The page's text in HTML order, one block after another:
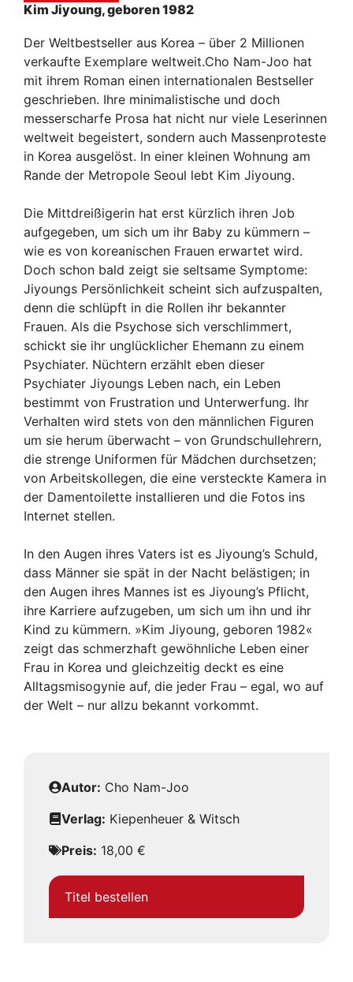
Kim Jiyoung, geboren 1982
Der Weltbestseller aus Korea – über 2 Millionen
verkaufte Exemplare weltweit.Cho Nam-Joo hat
mit ihrem Roman einen internationalen Bestseller
geschrieben. Ihre minimalistische und doch
messerscharfe Prosa hat nicht nur viele Leserinnen
weltweit begeistert, sondern auch Massenproteste
in Korea ausgelöst. In einer kleinen Wohnung am
Rande der Metropole Seoul lebt Kim Jiyoung.
Die Mittdreißigerin hat erst kürzlich ihren Job
aufgegeben, um sich um ihr Baby zu kümmern –
wie es von koreanischen Frauen erwartet wird.
Doch schon bald zeigt sie seltsame Symptome:
Jiyoungs Persönlichkeit scheint sich aufzuspalten,
denn die schlüpft in die Rollen ihr bekannter
Frauen. Als die Psychose sich verschlimmert,
schickt sie ihr unglücklicher Ehemann zu einem
Psychiater. Nüchtern erzählt eben dieser
Psychiater Jiyoungs Leben nach, ein Leben
bestimmt von Frustration und Unterwerfung. Ihr
Verhalten wird stets von den männlichen Figuren
um sie herum überwacht – von Grundschullehrern,
die strenge Uniformen für Mädchen durchsetzen;
von Arbeitskollegen, die eine versteckte Kamera in
der Damentoilette installieren und die Fotos ins
Internet stellen.
In den Augen ihres Vaters ist es Jiyoung’s Schuld,
dass Männer sie spät in der Nacht belästigen; in
den Augen ihres Mannes ist es Jiyoung’s Pflicht,
ihre Karriere aufzugeben, um sich um ihn und ihr
Kind zu kümmern. »Kim Jiyoung, geboren 1982«
zeigt das schmerzhaft gewöhnliche Leben einer
Frau in Korea und gleichzeitig deckt es eine
Alltagsmisogynie auf, die jeder Frau – egal, wo auf
der Welt – nur allzu bekannt vorkommt.
Autor: Cho Nam-Joo
Verlag: Kiepenheuer & Witsch
Preis: 18,00 €
Titel bestellen